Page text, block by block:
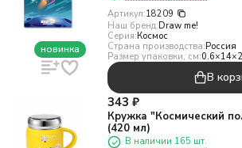
новинка
Артикул:18209
Наш бренд:Draw me!
Серия:Космос
Страна производства:Россия
Размер упаковки, см:
В
343 ₽
Кружка "Космический
(420 мл)
В наличии 165 шт.